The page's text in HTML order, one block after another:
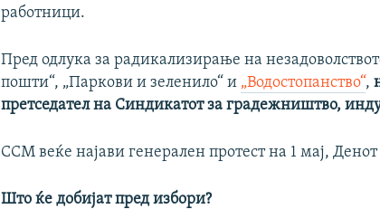
работници.
Пред одлука за радикализирање на
пошти“, „Паркови и зеленило“ и „Водостопанство“,
претседател на Синдикатот за градежништво,
ССМ веќе најави генерален протест на 1 мај,
Што ќе добијат пред избори?